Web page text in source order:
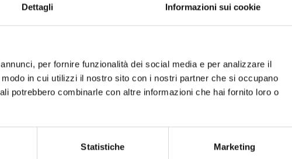
Dettagli Informazioni sui cookie
per fornire funzionalità dei social media e per analizzare il
in cui utilizzi il nostro sito con i nostri partner che si occupano
potrebbero combinarle con altre informazioni che hai fornito loro o
Statistiche Marketing
Le auto e i giochi di una volta: un tuffo